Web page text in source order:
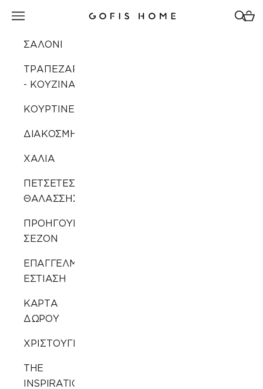
Gofis Home
Άνοιγμα μενού πλοήγησης
ΣΑΛΟΝΙ
ΤΡΑΠΕΖΑΡΙΑ
- ΚΟΥΖΙΝΑ
ΚΟΥΡΤΙΝΕΣ
ΔΙΑΚΟΣΜΗΣΗ
ΧΑΛΙΑ
ΠΕΤΣΕΤΕΣ
ΘΑΛΑΣΣΗΣ
ΠΡΟΗΓΟΥΜΕΝΩΝ
ΣΕΖΟΝ
ΕΠΑΓΓΕΛΜΑΤΙΚΗ
ΕΣΤΙΑΣΗ
ΚΑΡΤΑ
ΔΩΡΟΥ
ΧΡΙΣΤΟΥΓΕΝΝΙΑΤΙΚΑ
THE
INSPIRATION